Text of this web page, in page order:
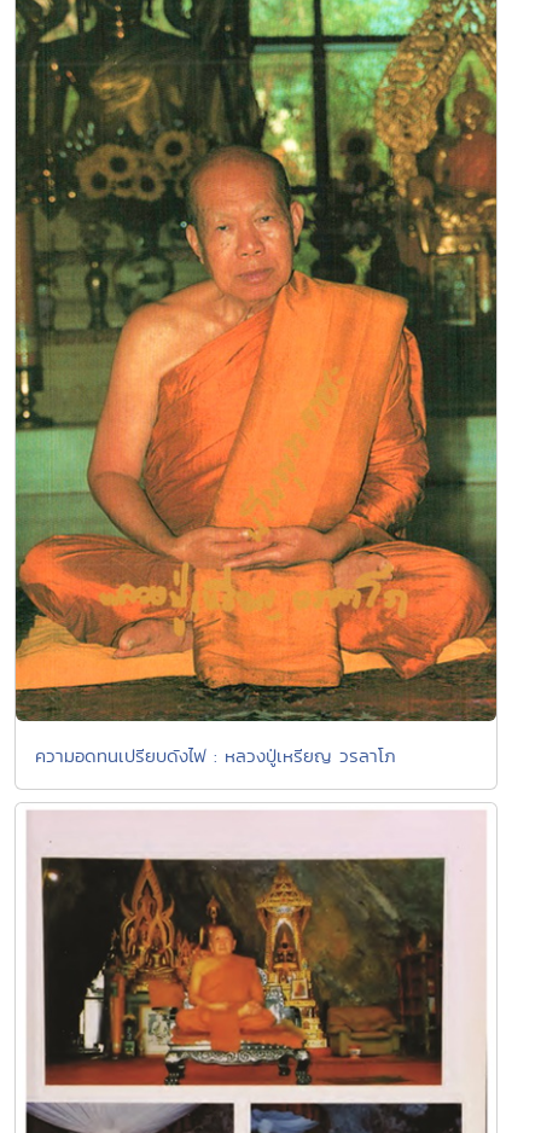
ความอดทนเปรียบดังไฟ : หลวงปู่เหรียญ วรลาโภ